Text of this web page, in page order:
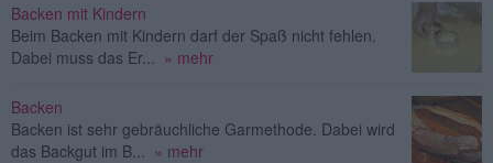
Backen mit Kindern
Beim Backen mit Kindern darf der Spaß nicht fehlen.
Dabei muss das Er...
» mehr
Backen
Backen ist sehr gebräuchliche Garmethode. Dabei wird
das Backgut im B...
» mehr